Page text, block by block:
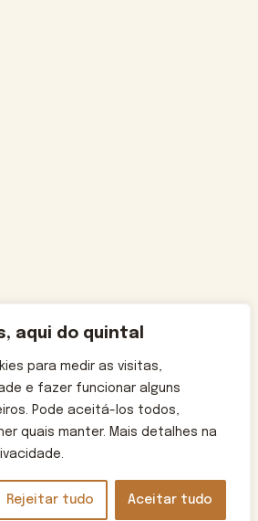
aqui do quintal
para medir as visitas,
e fazer funcionar alguns
Pode aceitá-los todos,
quais manter. Mais detalhes na
Rejeitar tudo Aceitar tudo